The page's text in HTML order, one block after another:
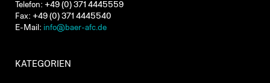
Telefon: +49 (0) 371 4445559
Fax: +49 (0) 371 4445540
E-Mail: info@baer-afc.de
KATEGORIEN